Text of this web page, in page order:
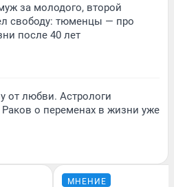
за молодого, второй
свободу: тюменцы — про
после 40 лет
от любви. Астрологи
о переменах в жизни уже
МНЕНИЕ